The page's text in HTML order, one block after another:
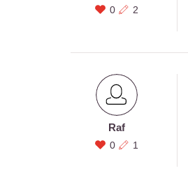
0 2
Raf
0 1